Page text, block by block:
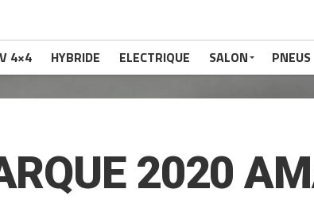
4×4 HYBRIDE ELECTRIQUE SALON PNEUS
2020